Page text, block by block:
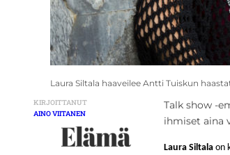
Laura Siltala haaveilee Antti Tuiskun
KIRJOITTANUT
AINO VIITANEN
Talk show -
ihmiset aina
Laura Siltalaon